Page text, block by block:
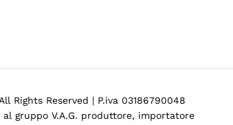
Rights Reserved | P.iva 03186790048
gruppo V.A.G. produttore, importatore